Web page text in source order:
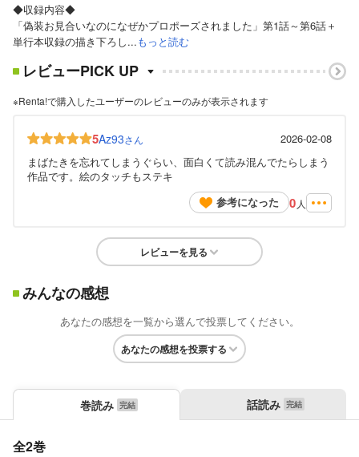
◆収録内容◆
「偽装お見合いなのになぜかプロポーズされました」第1話～第6話＋
単行本収録の描き下ろし...もっと読む
レビューPICK UP
※Renta!で購入したユーザーのレビューのみが表示されます
5Az93さん
2026-02-08
まばたきを忘れてしまうぐらい、面白くて読み混んでたらしまう
作品です。絵のタッチもステキ
参考になった
0 人
レビューを見る
みんなの感想
あなたの感想を一覧から選んで投票してください。
あなたの感想を投票する
巻読み 話読み
全2巻